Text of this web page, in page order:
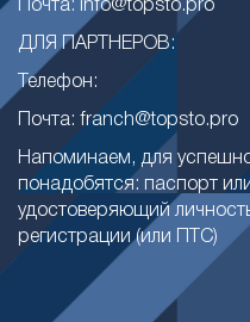
Почта: info@topsto.pro
ДЛЯ ПАРТНЕРОВ:
Телефон:
Почта: franch@topsto.pro
Напоминаем, для
понадобятся: паспорт
удостоверяющий
регистрации (или ПТС)